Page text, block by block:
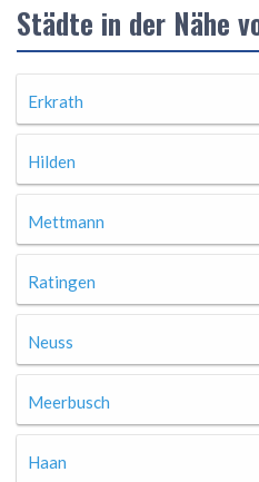
Städte in der Nähe
Erkrath
Hilden
Mettmann
Ratingen
Neuss
Meerbusch
Haan